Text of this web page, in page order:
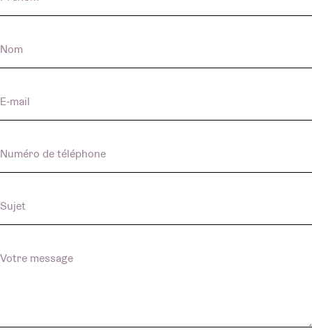
Nom
E-mail
Numéro de téléphone
Sujet
Votre message